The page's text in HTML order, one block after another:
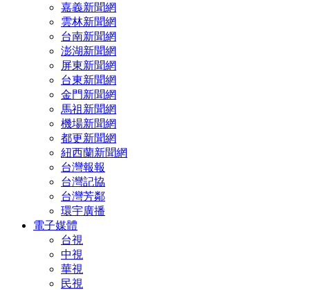
嘉義新聞網
雲林新聞網
台南新聞網
澎湖新聞網
屏東新聞網
台東新聞網
金門新聞網
馬祖新聞網
機場新聞網
都更新聞網
紐西蘭新聞網
台灣報報
台灣記協
台灣芳鄰
環宇廣播
電子媒體
台視
中視
華視
民視